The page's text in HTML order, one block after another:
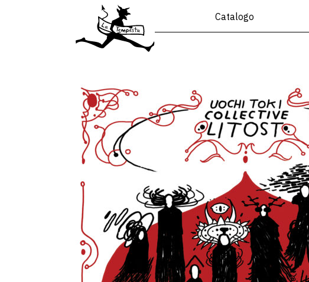
Catalogo